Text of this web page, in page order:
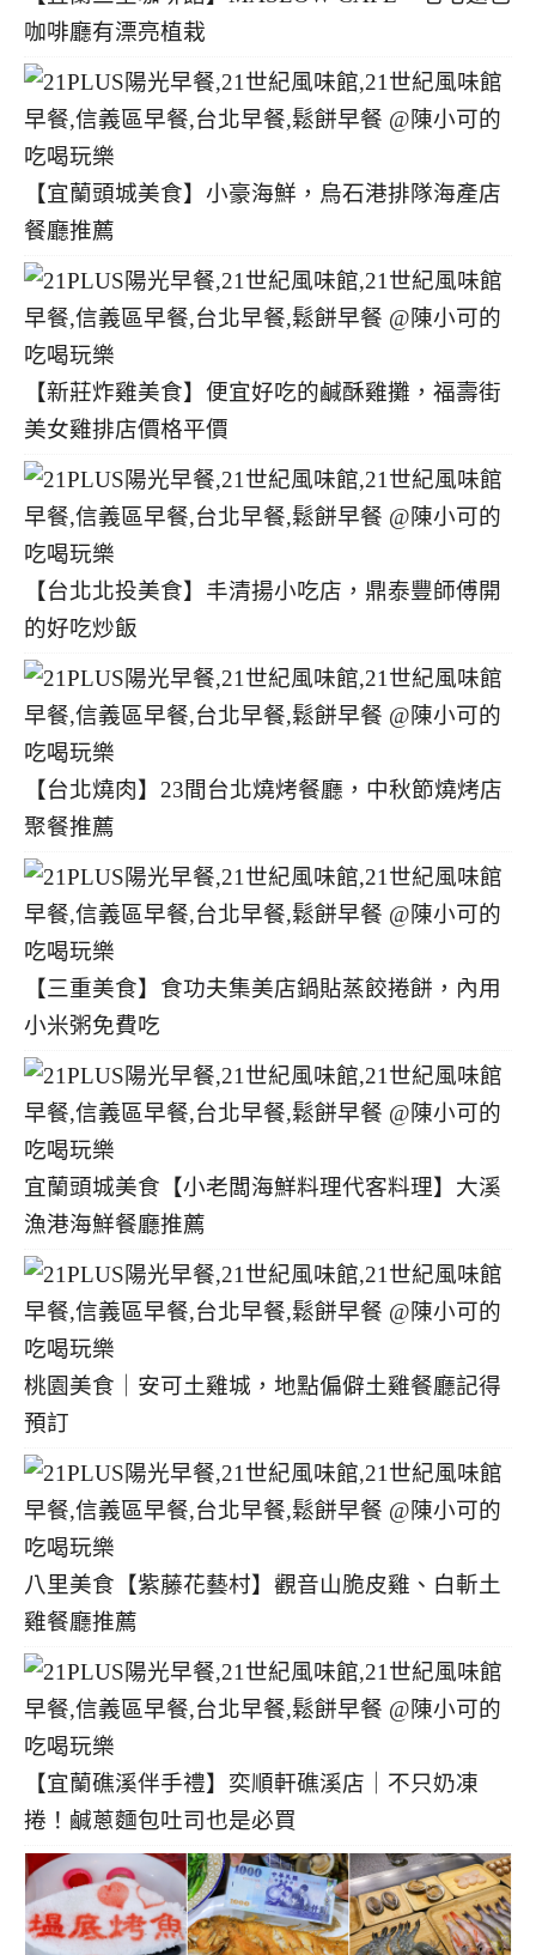
咖啡廳有漂亮植栽
【宜蘭頭城美食】小豪海鮮，烏石港排隊海產店
餐廳推薦
【新莊炸雞美食】便宜好吃的鹹酥雞攤，福壽街
美女雞排店價格平價
【台北北投美食】丰清揚小吃店，鼎泰豐師傅開
的好吃炒飯
【台北燒肉】23間台北燒烤餐廳，中秋節燒烤店
聚餐推薦
【三重美食】食功夫集美店鍋貼蒸餃捲餅，內用
小米粥免費吃
宜蘭頭城美食【小老闆海鮮料理代客料理】大溪
漁港海鮮餐廳推薦
桃園美食｜安可土雞城，地點偏僻土雞餐廳記得
預訂
八里美食【紫藤花藝村】觀音山脆皮雞、白斬土
雞餐廳推薦
【宜蘭礁溪伴手禮】奕順軒礁溪店｜不只奶凍
捲！鹹蔥麵包吐司也是必買